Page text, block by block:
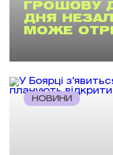
ГРОШОВУ
ДНЯ
МОЖЕ
НОВИНИ